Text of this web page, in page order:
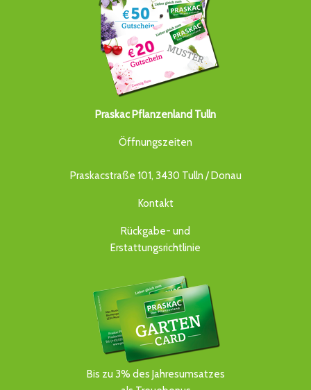
Praskac Pflanzenland Tulln
Öffnungszeiten
Praskacstraße 101, 3430 Tulln / Donau
Kontakt
Rückgabe- und
Erstattungsrichtlinie
Bis zu 3% des Jahresumsatzes